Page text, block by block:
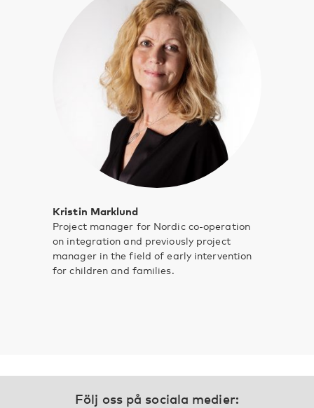
Kristin Marklund
Project manager for Nordic co-operation
on integration and previously project
manager in the field of early intervention
for children and families.
Följ oss på sociala medier: